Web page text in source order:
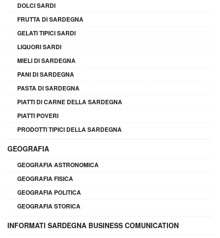
DOLCI SARDI
FRUTTA DI SARDEGNA
GELATI TIPICI SARDI
LIQUORI SARDI
MIELI DI SARDEGNA
PANI DI SARDEGNA
PASTA DI SARDEGNA
PIATTI DI CARNE DELLA SARDEGNA
PIATTI POVERI
PRODOTTI TIPICI DELLA SARDEGNA
GEOGRAFIA
GEOGRAFIA ASTRONOMICA
GEOGRAFIA FISICA
GEOGRAFIA POLITICA
GEOGRAFIA STORICA
INFORMATI SARDEGNA BUSINESS COMUNICATION